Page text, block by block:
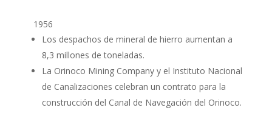
1956
Los despachos de mineral de hierro aumentan a
8,3 millones de toneladas.
La Orinoco Mining Company y el Instituto Nacional
de Canalizaciones celebran un contrato para la
construcción del Canal de Navegación del Orinoco.